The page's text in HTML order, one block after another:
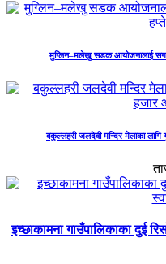
मुग्लिन–मलेखु सडक आयोजनालाई
बकुल्लहरी जलदेवी मन्दिर मेलाका लागि
इच्छाकामना गाउँपालिकाका दुई